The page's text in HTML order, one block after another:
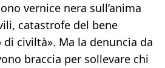
vernice nera sull’anima
catastrofe del bene
civiltà». Ma la denuncia da
braccia per sollevare chi